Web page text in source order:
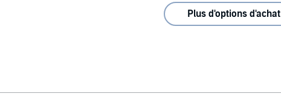
Plus d'options d'achat